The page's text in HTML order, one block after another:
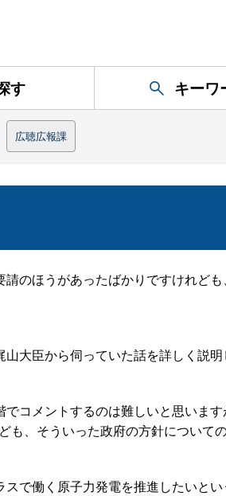
す キーワ
広聴広報課
のほうがあったばかりですけれど
大臣から伺っていた話を詳しく説明
コメントするのは難しいと思いま
、そういった政府の方針について
で働く原子力発電を推進したいと